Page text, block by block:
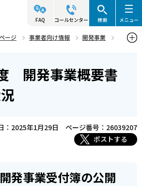
FAQ コールセンター 検索 メニュー
ージ 事業者向け情報
開発事業
況
開発事業概要書
：2025年1月29日
ページ番号：26039207
ポストする
発事業受付簿の公開